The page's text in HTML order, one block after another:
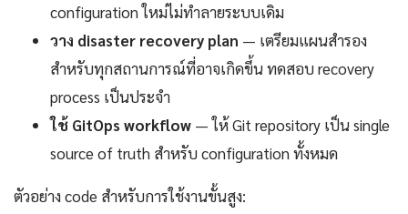
configuration ใหม่ไม่ทำลายระบบเดิม
วาง disaster recovery plan — เตรียมแผนสำรอง
สำหรับทุกสถานการณ์ที่อาจเกิดขึ้น ทดสอบ recovery
process เป็นประจำ
ใช้ GitOps workflow — ให้ Git repository เป็น single
source of truth สำหรับ configuration ทั้งหมด
ตัวอย่าง code สำหรับการใช้งานขั้นสูง: